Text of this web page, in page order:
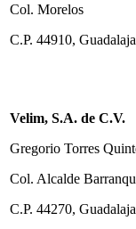
Col. Morelos
C.P. 44910,
Velim, S.A. de C.V.
Gregorio Torres
Col. Alcalde
C.P. 44270,